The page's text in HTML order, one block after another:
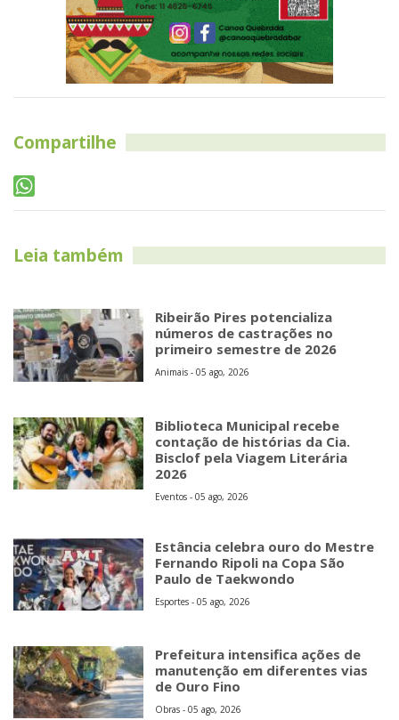
Compartilhe
Leia também
Ribeirão Pires potencializa
números de castrações no
primeiro semestre de 2026
Animais - 05 ago, 2026
Biblioteca Municipal recebe
contação de histórias da Cia.
Bisclof pela Viagem Literária
2026
Eventos - 05 ago, 2026
Estância celebra ouro do Mestre
Fernando Ripoli na Copa São
Paulo de Taekwondo
Esportes - 05 ago, 2026
Prefeitura intensifica ações de
manutenção em diferentes vias
de Ouro Fino
Obras - 05 ago, 2026